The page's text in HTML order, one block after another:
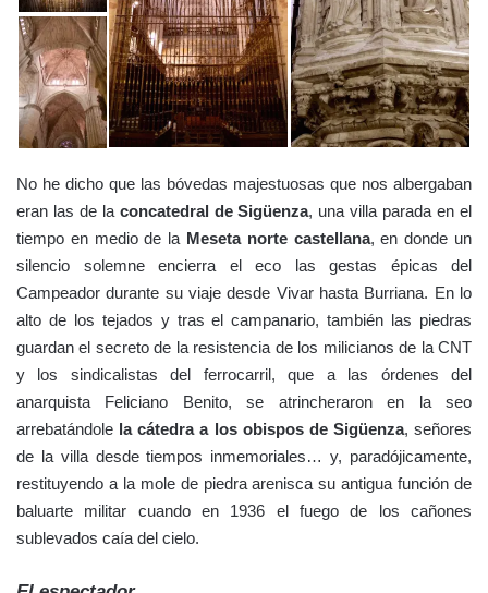
No he dicho que las bóvedas majestuosas que nos albergaban
eran las de la concatedral de Sigüenza, una villa parada en el
tiempo en medio de la Meseta norte castellana, en donde un
silencio solemne encierra el eco las gestas épicas del
Campeador durante su viaje desde Vivar hasta Burriana. En lo
alto de los tejados y tras el campanario, también las piedras
guardan el secreto de la resistencia de los milicianos de la CNT
y los sindicalistas del ferrocarril, que a las órdenes del
anarquista Feliciano Benito, se atrincheraron en la seo
arrebatándole la cátedra a los obispos de Sigüenza, señores
de la villa desde tiempos inmemoriales… y, paradójicamente,
restituyendo a la mole de piedra arenisca su antigua función de
baluarte militar cuando en 1936 el fuego de los cañones
sublevados caía del cielo.